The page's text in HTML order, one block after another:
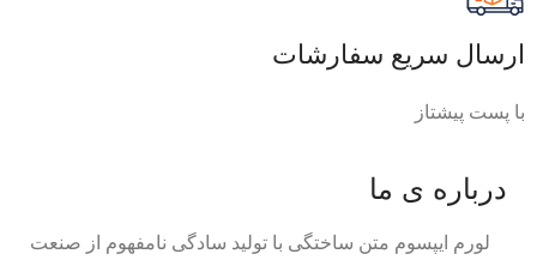
ارسال سریع سفارشات
با پست پیشتاز
درباره ی ما
لورم ایپسوم متن ساختگی با تولید سادگی نامفهوم از صنعت